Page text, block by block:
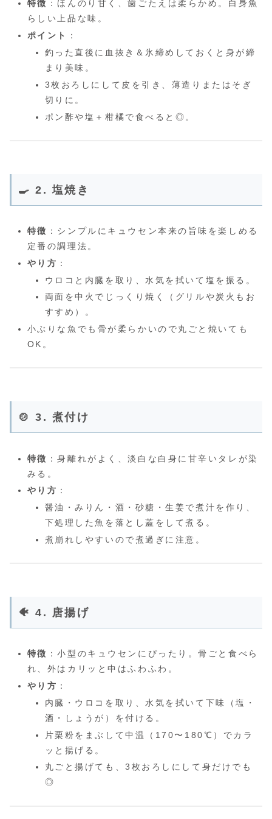
特徴 ：ほんのり甘く、歯ごたえは柔らかめ。白身魚
らしい上品な味。
ポイント
：
釣った直後に血抜き＆氷締めしておくと身が締
まり美味。
3枚おろしにして皮を引き、薄造りまたはそぎ
切りに。
ポン酢や塩＋柑橘で食べると◎。
🍳 2. 塩焼き
特徴 ：シンプルにキュウセン本来の旨味を楽しめる
定番の調理法。
やり方 ：
ウロコと内臓を取り、水気を拭いて塩を振る。
両面を中火でじっくり焼く（グリルや炭火もお
すすめ）。
小ぶりな魚でも骨が柔らかいので丸ごと焼いても
OK。
🍲 3. 煮付け
特徴 ：身離れがよく、淡白な白身に甘辛いタレが染
みる。
やり方 ：
醤油・みりん・酒・砂糖・生姜で煮汁を作り、
下処理した魚を落とし蓋をして煮る。
煮崩れしやすいので煮過ぎに注意。
🐠 4. 唐揚げ
特徴 ：小型のキュウセンにぴったり。骨ごと食べら
れ、外はカリッと中はふわふわ。
やり方 ：
内臓・ウロコを取り、水気を拭いて下味（塩・
酒・しょうが）を付ける。
片栗粉をまぶして中温（170〜180℃）でカラ
ッと揚げる。
丸ごと揚げても、3枚おろしにして身だけでも
◎